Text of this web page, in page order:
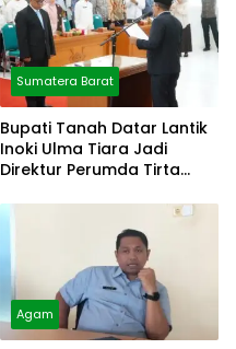
Sumatera Barat
Bupati Tanah Datar Lantik
Inoki Ulma Tiara Jadi
Direktur Perumda Tirta
Agam